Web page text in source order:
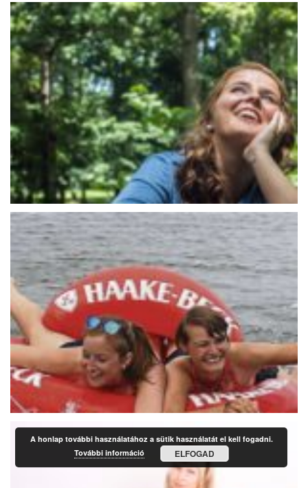
A honlap további használatához a sütik használatát el kell fogadni.
További információ
ELFOGAD